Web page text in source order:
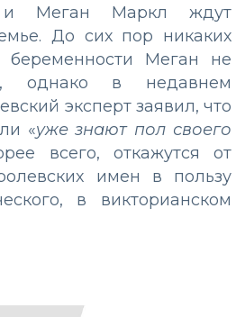
Меган Маркл ждут
До сих пор никаких
беременности Меган не
однако в недавнем
эксперт заявил, что
«уже знают пол своего
всего, откажутся от
имен в пользу
в викторианском